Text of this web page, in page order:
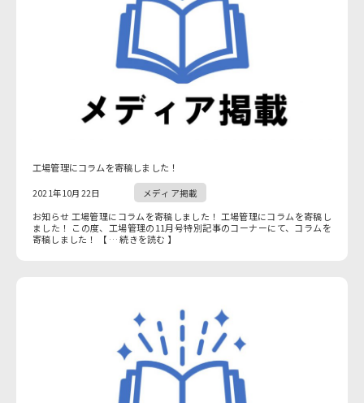
工場管理にコラムを寄稿しました！
2021年10月22日 メディア掲載
お知らせ 工場管理にコラムを寄稿しました！ 工場管理にコラムを寄稿し
ました！ この度、工場管理の11月号特別記事のコーナーにて、コラムを
寄稿しました！ 【 … 続きを読む 】